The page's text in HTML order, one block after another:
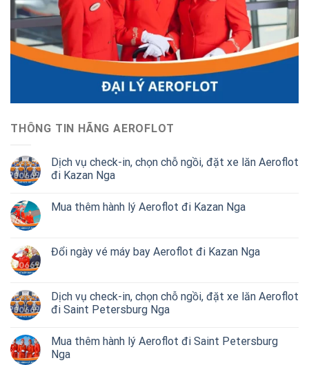
THÔNG TIN HÃNG AEROFLOT
Dịch vụ check-in, chọn chỗ ngồi, đặt xe lăn Aeroflot
đi Kazan Nga
Mua thêm hành lý Aeroflot đi Kazan Nga
Đổi ngày vé máy bay Aeroflot đi Kazan Nga
Dịch vụ check-in, chọn chỗ ngồi, đặt xe lăn Aeroflot
đi Saint Petersburg Nga
Mua thêm hành lý Aeroflot đi Saint Petersburg
Nga